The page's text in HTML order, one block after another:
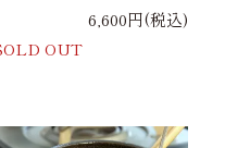
6,600円(税込)
OUT